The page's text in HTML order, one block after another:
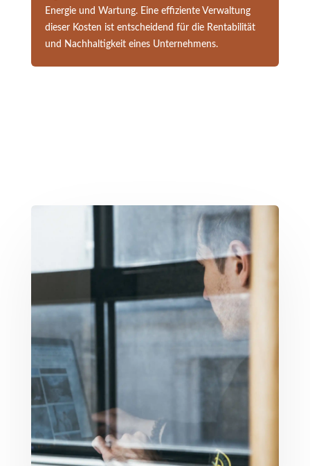
Energie und Wartung. Eine effiziente Verwaltung
dieser Kosten ist entscheidend für die Rentabilität
und Nachhaltigkeit eines Unternehmens.